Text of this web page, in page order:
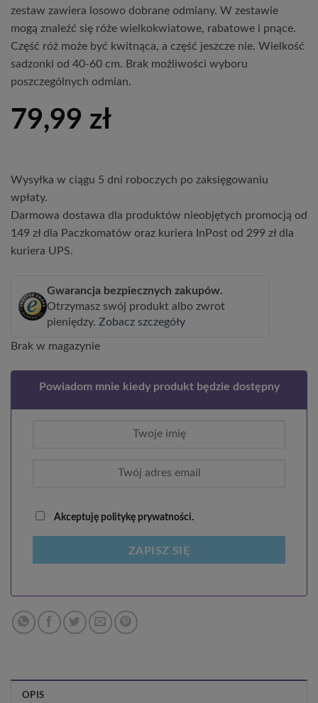
zestaw zawiera losowo dobrane odmiany. W zestawie
mogą znaleźć się róże wielkokwiatowe, rabatowe i pnące.
Część róż może być kwitnąca, a część jeszcze nie. Wielkość
sadzonki od 40-60 cm. Brak możliwości wyboru
poszczególnych odmian.
79,99 zł
Wysyłka w ciągu 5 dni roboczych po zaksięgowaniu
wpłaty.
Darmowa dostawa dla produktów nieobjętych promocją od
149 zł dla Paczkomatów oraz kuriera InPost od 299 zł dla
kuriera UPS.
Gwarancja bezpiecznych zakupów.
Otrzymasz swój produkt albo zwrot
pieniędzy. Zobacz szczegóły
Brak w magazynie
Powiadom mnie kiedy produkt będzie dostępny
Akceptuję politykę prywatności.
ZAPISZ SIĘ
OPIS